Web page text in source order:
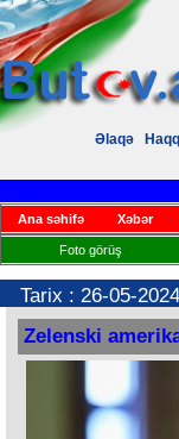
Əlaqə
Ana səhifə Xəbər
Foto görüş
Tarix : 26-05-
Zelenski